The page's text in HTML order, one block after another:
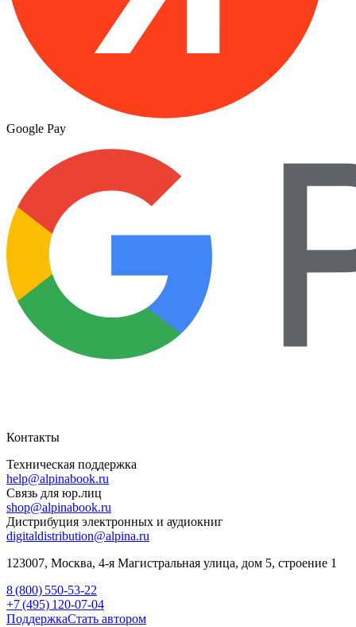
Google Pay
Контакты
Техническая поддержка
help@alpinabook.ru
Связь для юр.лиц
shop@alpinabook.ru
Дистрибуция электронных и аудиокниг
digitaldistribution@alpina.ru
123007, Москва, 4-я Магистральная улица, дом 5, строение 1
8 (800) 550-53-22
+7 (495) 120-07-04
ПоддержкаСтать автором